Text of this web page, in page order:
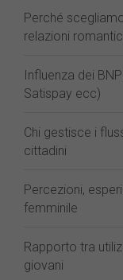
Perché
relazioni
Influenza dei
Satispay ecc)
Chi gestisce i
cittadini
Percezioni,
femminile
Rapporto tra
giovani